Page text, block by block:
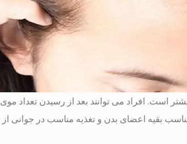
است. افراد می توانند بعد از رسیدن تعداد
بقیه اعضای بدن و تغذیه مناسب در جوانی از